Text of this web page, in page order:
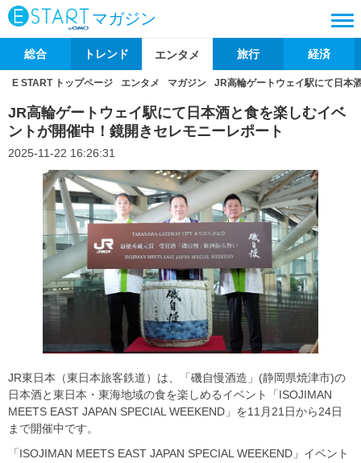
マガジン
総合 トレンド エンタメ 旅行 経済
E START トップページ エンタメ マガジン JR高輪ゲートウェイ駅にて日本
JR高輪ゲートウェイ駅にて日本酒と食を楽しむイベ
ントが開催中！鏡開きセレモニーレポート
2025-11-22 16:26:31
JR東日本（東日本旅客鉄道）は、「磯自慢酒造」(静岡県焼津市)の
日本酒と東日本・東海地域の食を楽しめるイベント「ISOJIMAN
MEETS EAST JAPAN SPECIAL WEEKEND」を11月21日から24日
まで開催中です。
「ISOJIMAN MEETS EAST JAPAN SPECIAL WEEKEND」イベント